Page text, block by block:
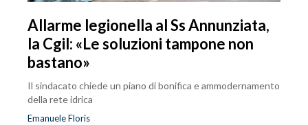
Allarme legionella al Ss Annunziata,
la Cgil: «Le soluzioni tampone non
bastano»
Il sindacato chiede un piano di bonifica e ammodernamento
della rete idrica
Emanuele Floris